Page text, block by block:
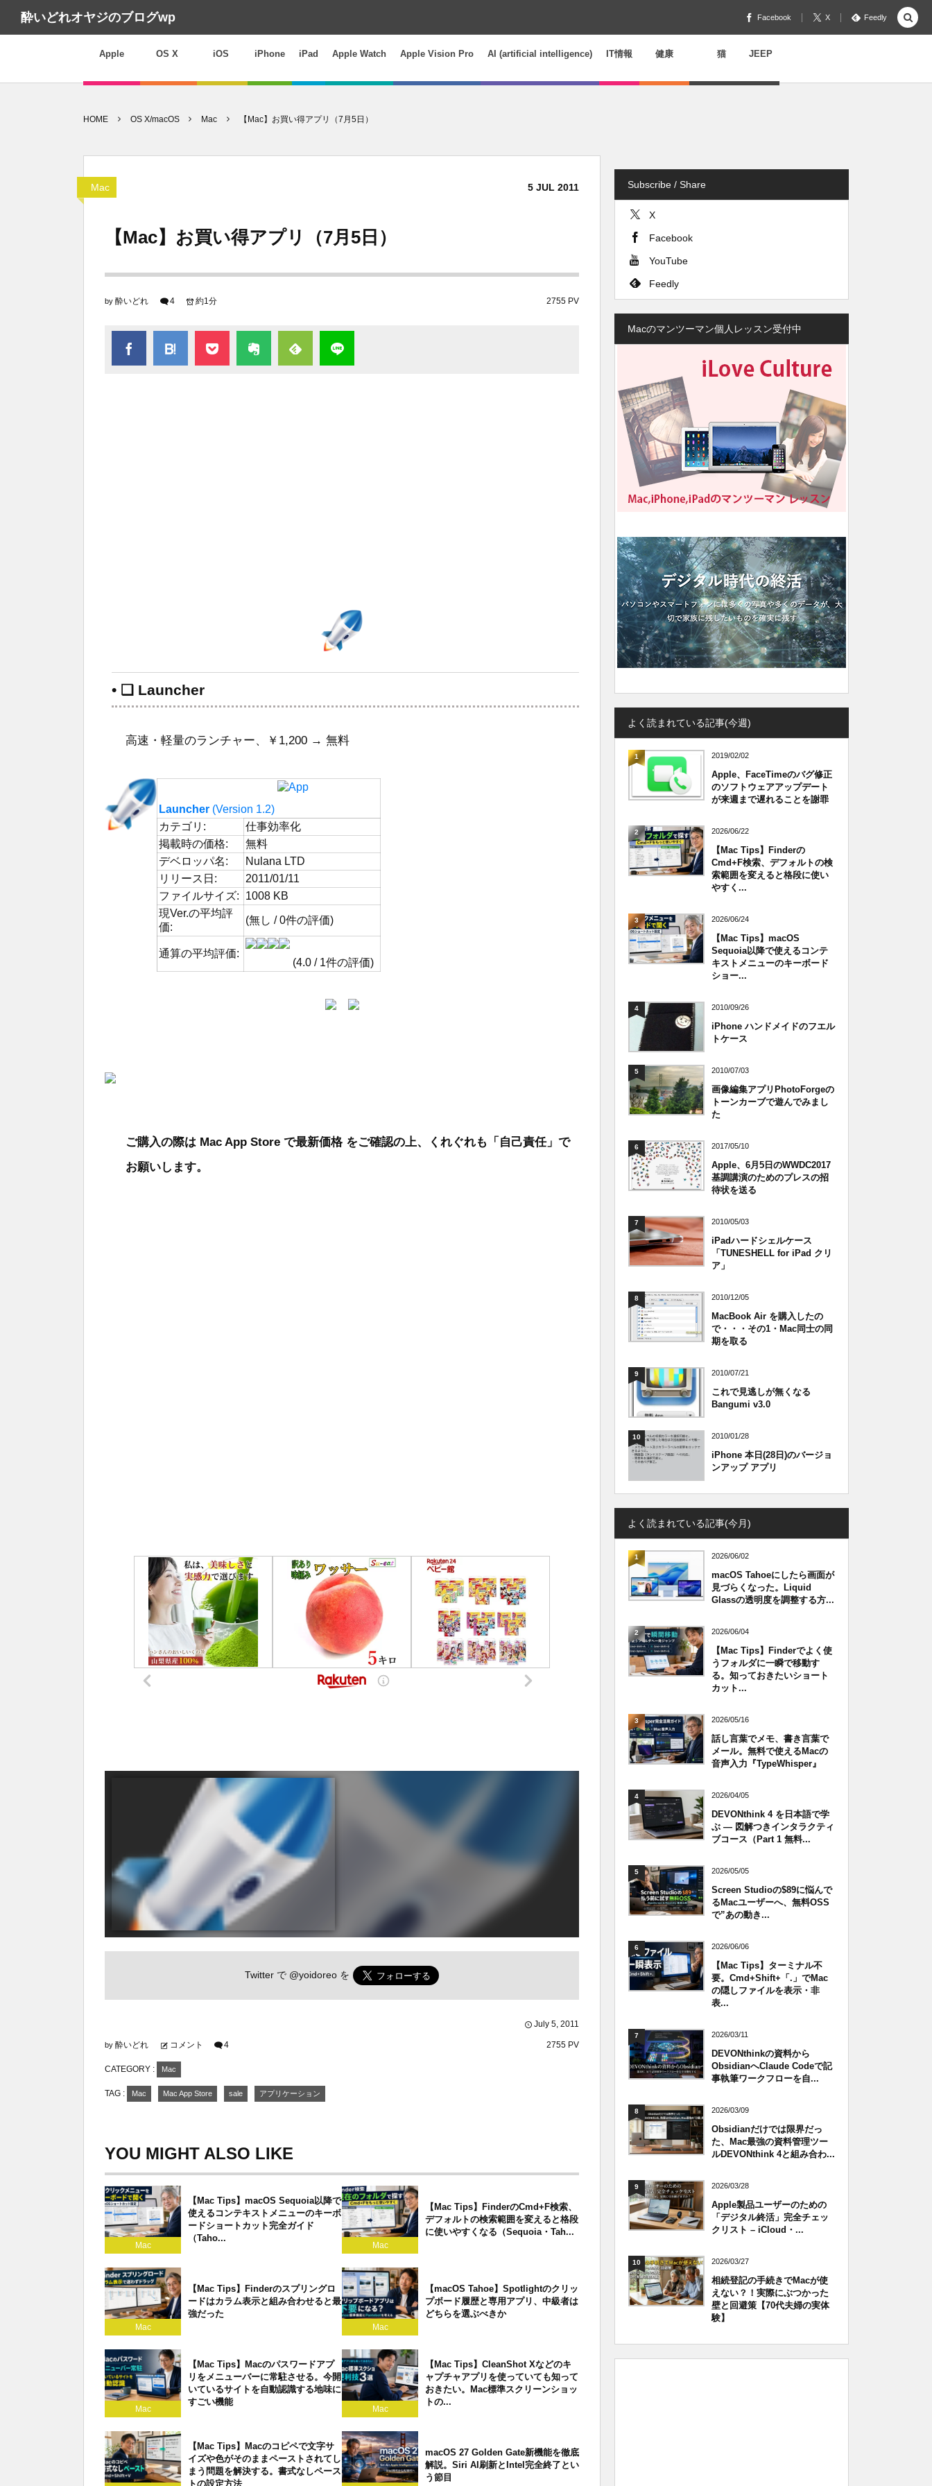
酔いどれオヤジのブログwp Facebook X Feedly
Apple OS X iOS iPhone iPad Apple Watch Apple Vision Pro AI (artificial intelligence) IT情報 健康 猫 JEEP
HOME OS X/macOS Mac 【Mac】お買い得アプリ（7月5日）
Mac 5 JUL 2011
【Mac】お買い得アプリ（7月5日）
by 酔いどれ 4 2755 PV
約1分
• ❑ Launcher
高速・軽量のランチャー、￥1,200 → 無料
Launcher (Version 1.2)
カテゴリ:
仕事効率化
掲載時の価格:
無料
デベロッパ名:
Nulana LTD
リリース日:
2011/01/11
ファイルサイズ:
1008 KB
現Ver.の平均評
価:
(無し / 0件の評価)
通算の平均評価:
(4.0 / 1件の評価)
ご購入の際は Mac App Store で最新価格 をご確認の上、くれぐれも「自己責任」で
お願いします。
Twitter で @yoidoreo を
July 5, 2011
by 酔いどれ コメント 4 2755 PV
CATEGORY : Mac
TAG : Mac Mac App Store sale アプリケーション
YOU MIGHT ALSO LIKE
Mac
【Mac Tips】macOS Sequoia以降で
使えるコンテキストメニューのキーボ
ードショートカット完全ガイド
（Taho...
Mac
【Mac Tips】FinderのCmd+F検索、
デフォルトの検索範囲を変えると格段
に使いやすくなる（Sequoia・Tah...
Mac
【Mac Tips】Finderのスプリングロ
ードはカラム表示と組み合わせると最
強だった
Mac
【macOS Tahoe】Spotlightのクリッ
プボード履歴と専用アプリ、中級者は
どちらを選ぶべきか
Mac
【Mac Tips】Macのパスワードアプ
リをメニューバーに常駐させる。今開
いているサイトを自動認識する地味に
すごい機能
Mac
【Mac Tips】CleanShot Xなどのキ
ャプチャアプリを使っていても知って
おきたい。Mac標準スクリーンショッ
トの...
【Mac Tips】Macのコピペで文字サ
イズや色がそのままペーストされてし
まう問題を解決する。書式なしペース
トの設定方法
macOS 27 Golden Gate新機能を徹底
解説。Siri AI刷新とIntel完全終了とい
う節目
Subscribe / Share
X
Facebook
YouTube
Feedly
Macのマンツーマン個人レッスン受付中
よく読まれている記事(今週)
1 2019/02/02
Apple、FaceTimeのバグ修正
のソフトウェアアップデート
が来週まで遅れることを謝罪
2 2026/06/22
【Mac Tips】Finderの
Cmd+F検索、デフォルトの検
索範囲を変えると格段に使い
やすく...
3 2026/06/24
【Mac Tips】macOS
Sequoia以降で使えるコンテ
キストメニューのキーボード
ショー...
4 2010/09/26
iPhone ハンドメイドのフエル
トケース
5 2010/07/03
画像編集アプリPhotoForgeの
トーンカーブで遊んでみまし
た
6 2017/05/10
Apple、6月5日のWWDC2017
基調講演のためのプレスの招
待状を送る
7 2010/05/03
iPadハードシェルケース
「TUNESHELL for iPad クリ
ア」
8 2010/12/05
MacBook Air を購入したの
で・・・その1・Mac同士の同
期を取る
9 2010/07/21
これで見逃しが無くなる
Bangumi v3.0
10 2010/01/28
iPhone 本日(28日)のバージョ
ンアップ アプリ
よく読まれている記事(今月)
1 2026/06/02
macOS Tahoeにしたら画面が
見づらくなった。Liquid
Glassの透明度を調整する方...
2 2026/06/04
【Mac Tips】Finderでよく使
うフォルダに一瞬で移動す
る。知っておきたいショート
カット...
3 2026/05/16
話し言葉でメモ、書き言葉で
メール。無料で使えるMacの
音声入力『TypeWhisper』
4 2026/04/05
DEVONthink 4 を日本語で学
ぶ — 図解つきインタラクティ
ブコース（Part 1 無料...
5 2026/05/05
Screen Studioの$89に悩んで
るMacユーザーへ、無料OSS
で”あの動き...
6 2026/06/06
【Mac Tips】ターミナル不
要。Cmd+Shift+「.」でMac
の隠しファイルを表示・非
表...
7 2026/03/11
DEVONthinkの資料から
ObsidianへClaude Codeで記
事執筆ワークフローを自...
8 2026/03/09
Obsidianだけでは限界だっ
た、Mac最強の資料管理ツー
ルDEVONthink 4と組み合わ...
9 2026/03/28
Apple製品ユーザーのための
「デジタル終活」完全チェッ
クリスト – iCloud・...
10 2026/03/27
相続登記の手続きでMacが使
えない？！実際にぶつかった
壁と回避策【70代夫婦の実体
験】